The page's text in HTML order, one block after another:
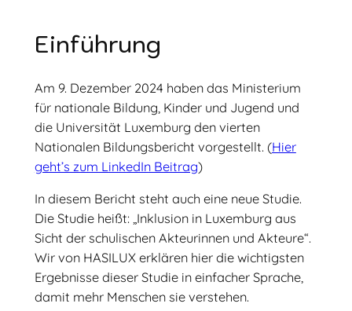
Einführung
Am 9. Dezember 2024 haben das Ministerium
für nationale Bildung, Kinder und Jugend und
die Universität Luxemburg den vierten
Nationalen Bildungsbericht vorgestellt. (Hier
geht’s zum LinkedIn Beitrag)
In diesem Bericht steht auch eine neue Studie.
Die Studie heißt: „Inklusion in Luxemburg aus
Sicht der schulischen Akteurinnen und Akteure“.
Wir von HASILUX erklären hier die wichtigsten
Ergebnisse dieser Studie in einfacher Sprache,
damit mehr Menschen sie verstehen.